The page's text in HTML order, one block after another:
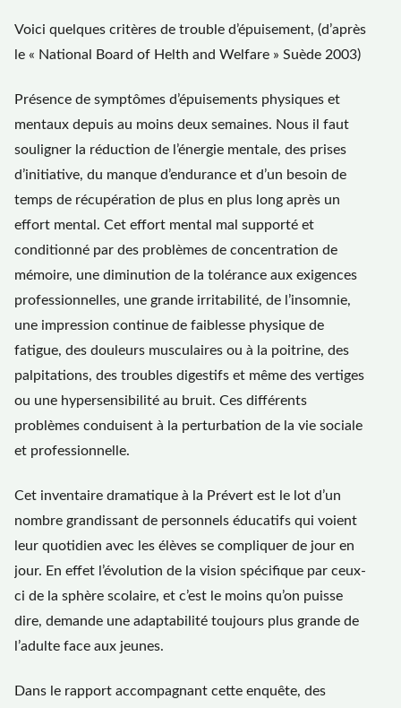
Voici quelques critères de trouble d’épuisement, (d’après
le « National Board of Helth and Welfare » Suède 2003)
Présence de symptômes d’épuisements physiques et
mentaux depuis au moins deux semaines. Nous il faut
souligner la réduction de l’énergie mentale, des prises
d’initiative, du manque d’endurance et d’un besoin de
temps de récupération de plus en plus long après un
effort mental. Cet effort mental mal supporté et
conditionné par des problèmes de concentration de
mémoire, une diminution de la tolérance aux exigences
professionnelles, une grande irritabilité, de l’insomnie,
une impression continue de faiblesse physique de
fatigue, des douleurs musculaires ou à la poitrine, des
palpitations, des troubles digestifs et même des vertiges
ou une hypersensibilité au bruit. Ces différents
problèmes conduisent à la perturbation de la vie sociale
et professionnelle.
Cet inventaire dramatique à la Prévert est le lot d’un
nombre grandissant de personnels éducatifs qui voient
leur quotidien avec les élèves se compliquer de jour en
jour. En effet l’évolution de la vision spécifique par ceux-
ci de la sphère scolaire, et c’est le moins qu’on puisse
dire, demande une adaptabilité toujours plus grande de
l’adulte face aux jeunes.
Dans le rapport accompagnant cette enquête, des